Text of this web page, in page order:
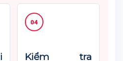
04
Kiểm tra